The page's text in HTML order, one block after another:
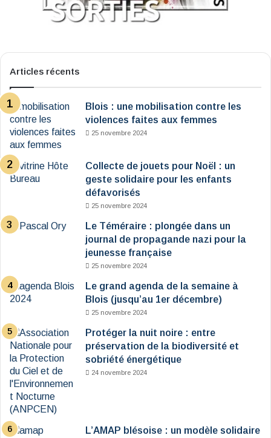
Articles récents
Blois : une mobilisation contre les
violences faites aux femmes
25 novembre 2024
Collecte de jouets pour Noël : un
geste solidaire pour les enfants
défavorisés
25 novembre 2024
Le Téméraire : plongée dans un
journal de propagande nazi pour la
jeunesse française
25 novembre 2024
Le grand agenda de la semaine à
Blois (jusqu’au 1er décembre)
25 novembre 2024
Protéger la nuit noire : entre
préservation de la biodiversité et
sobriété énergétique
24 novembre 2024
L’AMAP blésoise : un modèle solidaire